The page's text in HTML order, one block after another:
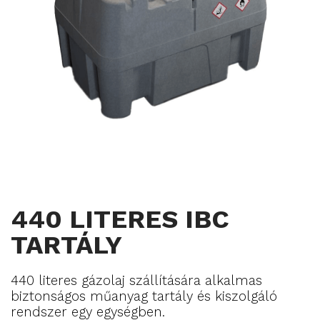
440 LITERES IBC
TARTÁLY
440 literes gázolaj szállítására alkalmas
biztonságos műanyag tartály és kiszolgáló
rendszer egy egységben.